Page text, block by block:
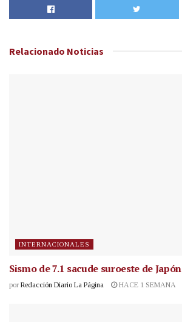
Relacionado Noticias
INTERNACIONALES
Sismo de 7.1 sacude suroeste de Japón
por Redacción Diario La Página HACE 1 SEMANA